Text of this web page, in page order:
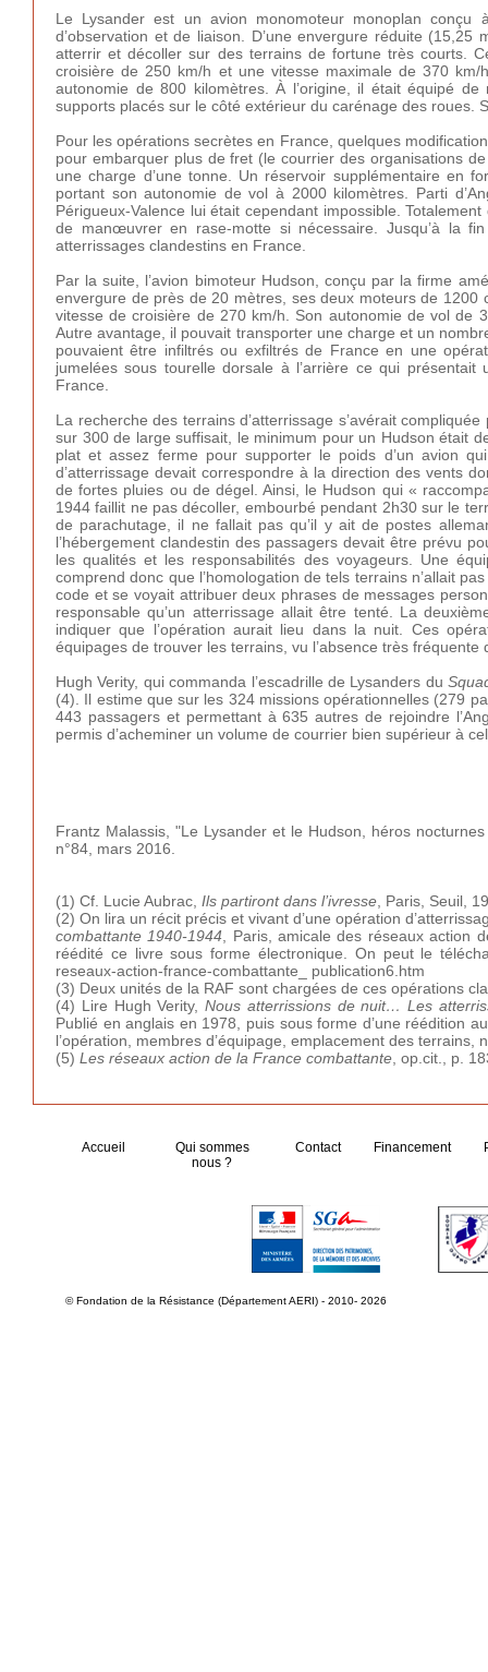
Le Lysander est un avion monomoteur monoplan conçu
d’observation et de liaison. D’une envergure réduite
atterrir et décoller sur des terrains de fortune très courts.
croisière de 250 km/h et une vitesse maximale de 370
autonomie de 800 kilomètres. À l’origine, il était équipé
supports placés sur le côté extérieur du carénage des roues.
Pour les opérations secrètes en France, quelques
pour embarquer plus de fret (le courrier des organisations
une charge d’une tonne. Un réservoir supplémentaire en
portant son autonomie de vol à 2000 kilomètres. Parti
Périgueux-Valence lui était cependant impossible.
de manœuvrer en rase-motte si nécessaire. Jusqu’à la
atterrissages clandestins en France.
Par la suite, l’avion bimoteur Hudson, conçu par la firme
envergure de près de 20 mètres, ses deux moteurs de 1200
vitesse de croisière de 270 km/h. Son autonomie de vol de
Autre avantage, il pouvait transporter une charge et un
pouvaient être infiltrés ou exfiltrés de France en une
jumelées sous tourelle dorsale à l’arrière ce qui
France.
La recherche des terrains d’atterrissage s’avérait
sur 300 de large suffisait, le minimum pour un Hudson était
plat et assez ferme pour supporter le poids d’un avion
d’atterrissage devait correspondre à la direction des vents
de fortes pluies ou de dégel. Ainsi, le Hudson qui «
1944 faillit ne pas décoller, embourbé pendant 2h30 sur le
de parachutage, il ne fallait pas qu’il y ait de postes
l’hébergement clandestin des passagers devait être prévu
les qualités et les responsabilités des voyageurs. Une
comprend donc que l’homologation de tels terrains n’allait
code et se voyait attribuer deux phrases de messages
responsable qu’un atterrissage allait être tenté. La
indiquer que l’opération aurait lieu dans la nuit. Ces
équipages de trouver les terrains, vu l’absence très
Hugh Verity, qui commanda l’escadrille de Lysanders du
(4). Il estime que sur les 324 missions opérationnelles (279
443 passagers et permettant à 635 autres de rejoindre
permis d’acheminer un volume de courrier bien supérieur à
Frantz Malassis, "Le Lysander et le Hudson, héros
n°84, mars 2016.
(1) Cf. Lucie Aubrac, Ils partiront dans l’ivresse , Paris, Seuil,
(2) On lira un récit précis et vivant d’une opération
combattante 1940-1944 , Paris, amicale des réseaux action
réédité ce livre sous forme électronique. On peut le
reseaux-action-france-combattante_ publication6.htm
(3) Deux unités de la RAF sont chargées de ces opérations
(4) Lire Hugh Verity, Nous atterrissions de nuit… Les
Publié en anglais en 1978, puis sous forme d’une réédition
l’opération, membres d’équipage, emplacement des
(5) Les réseaux action de la France combattante , op.cit., p.
Accueil
Qui sommes
nous ?
Contact Financement
© Fondation de la Résistance (Département AERI) - 2010- 2026